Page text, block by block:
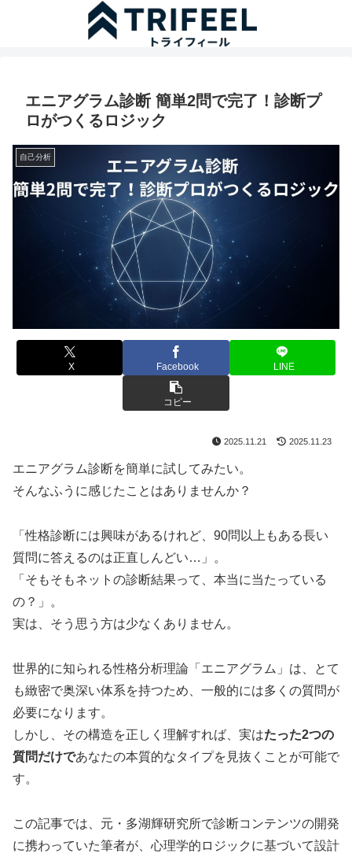
エニアグラム診断 簡単2問で完了！診断プ
ロがつくるロジック
自己分析
X Facebook LINE
コピー
2025.11.21 2025.11.23
エニアグラム診断を簡単に試してみたい。
そんなふうに感じたことはありませんか？
「性格診断には興味があるけれど、90問以上もある長い
質問に答えるのは正直しんどい…」。
「そもそもネットの診断結果って、本当に当たっている
の？」。
実は、そう思う方は少なくありません。
世界的に知られる性格分析理論「エニアグラム」は、とて
も緻密で奥深い体系を持つため、一般的には多くの質問が
必要になります。
しかし、その構造を正しく理解すれば、実はたった2つの
質問だけであなたの本質的なタイプを見抜くことが可能で
す。
この記事では、元・多湖輝研究所で診断コンテンツの開発
に携わっていた筆者が、心理学的ロジックに基づいて設計